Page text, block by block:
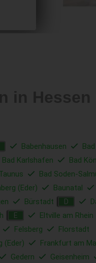
Babenhausen
Bad Karlshafen
Bad
Bad Soden-
(Eder) Baunatal
Bürstadt D
E Eltville am Rhein
Felsberg
Florstadt
(Eder) Frankfurt am
Gedern Geisenheim